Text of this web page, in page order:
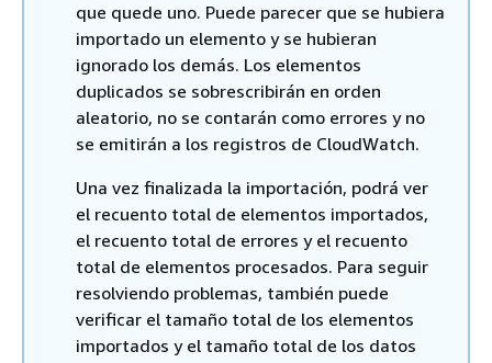
que quede uno. Puede parecer que se hubiera
importado un elemento y se hubieran
ignorado los demás. Los elementos
duplicados se sobrescribirán en orden
aleatorio, no se contarán como errores y no
se emitirán a los registros de CloudWatch.
Una vez finalizada la importación, podrá ver
el recuento total de elementos importados,
el recuento total de errores y el recuento
total de elementos procesados. Para seguir
resolviendo problemas, también puede
verificar el tamaño total de los elementos
importados y el tamaño total de los datos